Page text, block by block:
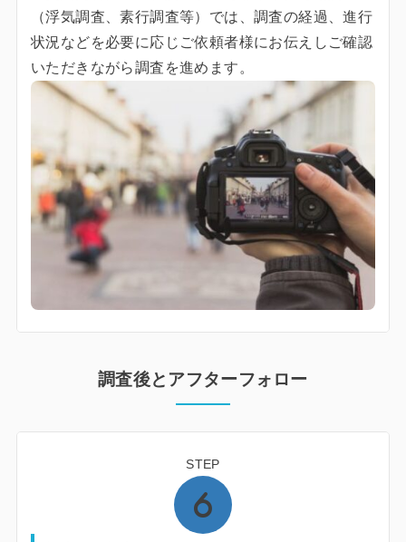
（浮気調査、素行調査等）では、調査の経過、進行
状況などを必要に応じご依頼者様にお伝えしご確認
いただきながら調査を進めます。
調査後とアフターフォロー
STEP